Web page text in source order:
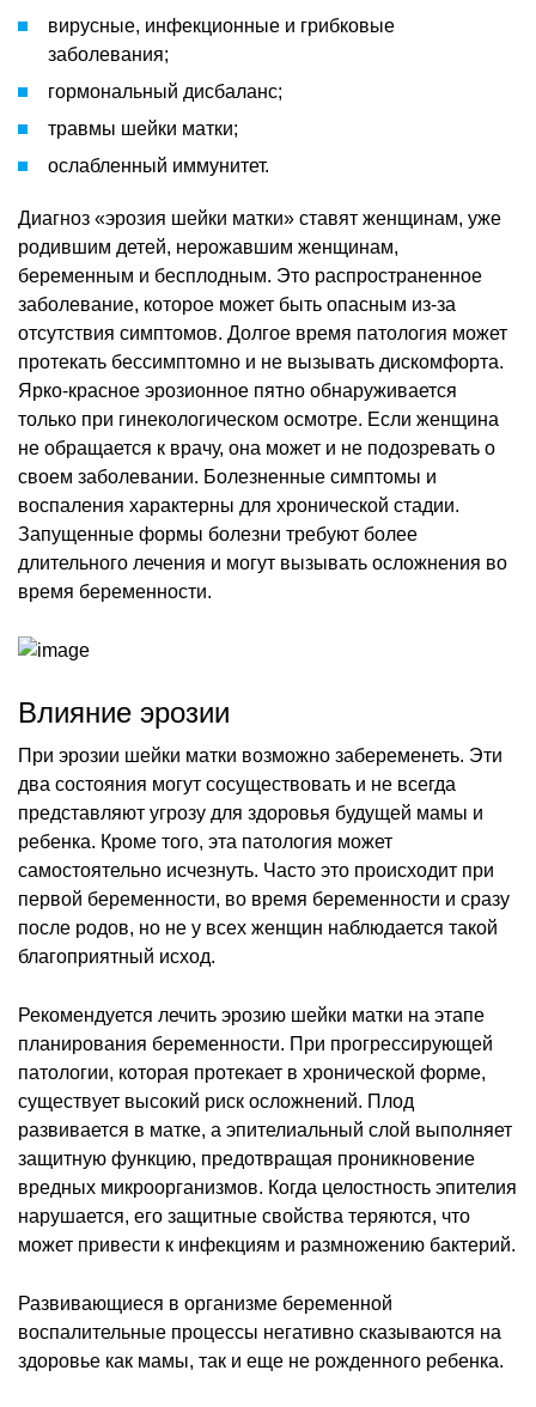
вирусные, инфекционные и грибковые
заболевания;
гормональный дисбаланс;
травмы шейки матки;
ослабленный иммунитет.
Диагноз «эрозия шейки матки» ставят женщинам, уже
родившим детей, нерожавшим женщинам,
беременным и бесплодным. Это распространенное
заболевание, которое может быть опасным из-за
отсутствия симптомов. Долгое время патология может
протекать бессимптомно и не вызывать дискомфорта.
Ярко-красное эрозионное пятно обнаруживается
только при гинекологическом осмотре. Если женщина
не обращается к врачу, она может и не подозревать о
своем заболевании. Болезненные симптомы и
воспаления характерны для хронической стадии.
Запущенные формы болезни требуют более
длительного лечения и могут вызывать осложнения во
время беременности.
Влияние эрозии
При эрозии шейки матки возможно забеременеть. Эти
два состояния могут сосуществовать и не всегда
представляют угрозу для здоровья будущей мамы и
ребенка. Кроме того, эта патология может
самостоятельно исчезнуть. Часто это происходит при
первой беременности, во время беременности и сразу
после родов, но не у всех женщин наблюдается такой
благоприятный исход.
Рекомендуется лечить эрозию шейки матки на этапе
планирования беременности. При прогрессирующей
патологии, которая протекает в хронической форме,
существует высокий риск осложнений. Плод
развивается в матке, а эпителиальный слой выполняет
защитную функцию, предотвращая проникновение
вредных микроорганизмов. Когда целостность эпителия
нарушается, его защитные свойства теряются, что
может привести к инфекциям и размножению бактерий.
Развивающиеся в организме беременной
воспалительные процессы негативно сказываются на
здоровье как мамы, так и еще не рожденного ребенка.